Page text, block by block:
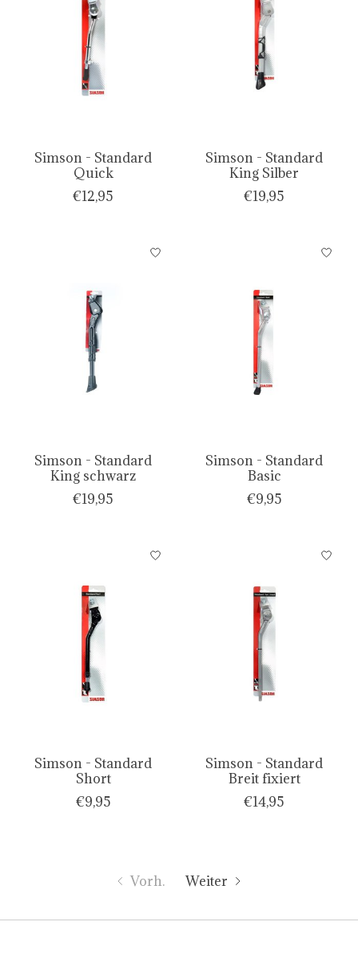
Simson - Standard
Quick
€12,95
Simson - Standard
King Silber
€19,95
Simson - Standard
King schwarz
€19,95
Simson - Standard
Basic
€9,95
Simson - Standard
Short
€9,95
Simson - Standard
Breit fixiert
€14,95
Vorh. Weiter